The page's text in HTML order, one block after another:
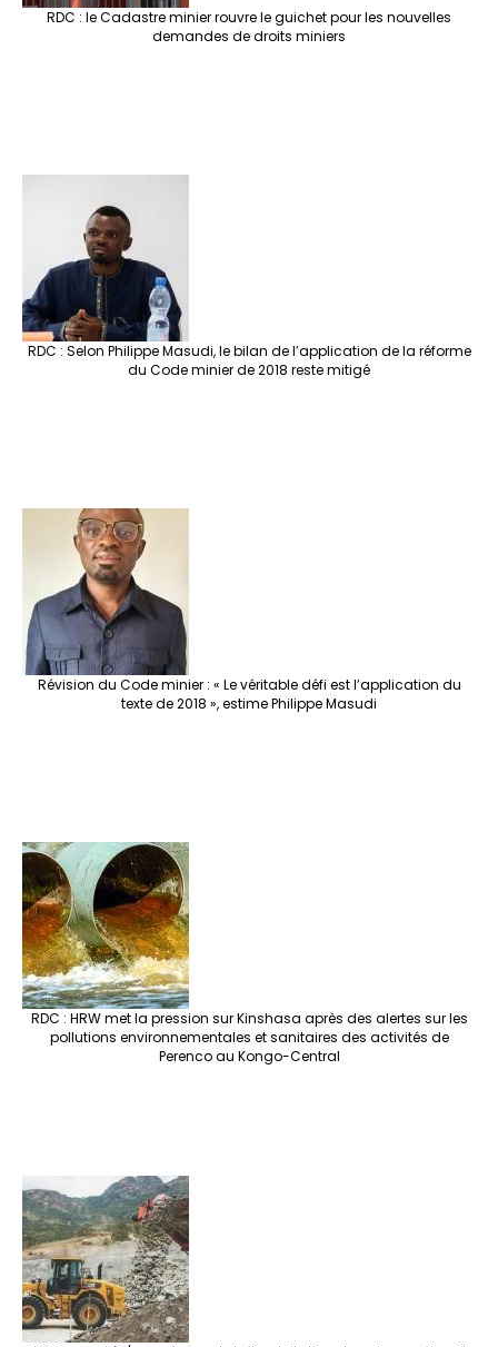
RDC : le Cadastre minier rouvre le guichet pour les nouvelles
demandes de droits miniers
RDC : Selon Philippe Masudi, le bilan de l’application de la réforme
du Code minier de 2018 reste mitigé
Révision du Code minier : « Le véritable défi est l’application du
texte de 2018 », estime Philippe Masudi
RDC : HRW met la pression sur Kinshasa après des alertes sur les
pollutions environnementales et sanitaires des activités de
Perenco au Kongo-Central